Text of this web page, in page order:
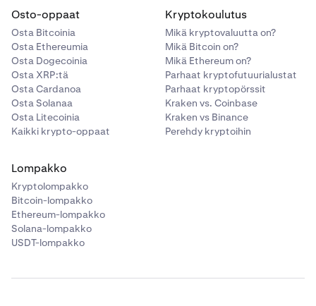
todennäköistä, että olet syöttänyt väärän salasanan
pankkitilillesi.
Osto-oppaat
Osta Bitcoinia
Osta Ethereumia
Osta Dogecoinia
Osta XRP:tä
Osta Cardanoa
Osta Solanaa
Osta Litecoinia
Kaikki krypto-oppaat
Kryptokoulutus
Mikä kryptovaluutta on?
Mikä Bitcoin on?
Mikä Ethereum on?
Parhaat kryptofutuurialustat
Parhaat kryptopörssit
Kraken vs. Coinbase
Kraken vs Binance
Perehdy kryptoihin
Lompakko
Kryptolompakko
Bitcoin-lompakko
Ethereum-lompakko
Solana-lompakko
USDT-lompakko